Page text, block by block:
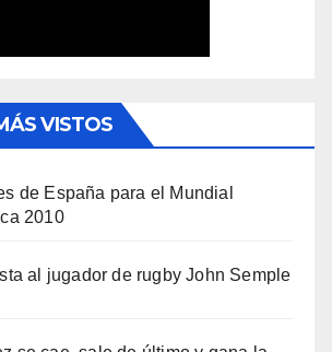
VISTOS
de España para el Mundial
2010
al jugador de rugby John Semple